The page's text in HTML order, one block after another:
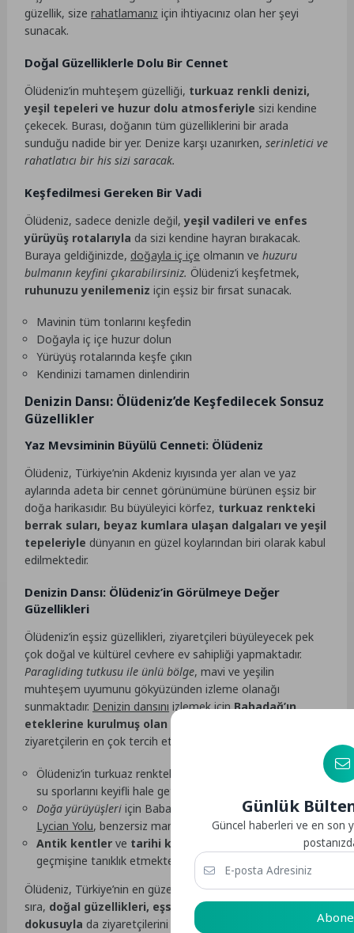
güzellik, sizerahatlamanız için ihtiyacınız olan her şeyi
sunacak.
Doğal Güzelliklerle Dolu Bir Cennet
Ölüdeniz’in muhteşem güzelliği, turkuaz renkli denizi,
yeşil tepeleri ve huzur dolu atmosferiyle sizi kendine
çekecek. Burası, doğanın tüm güzelliklerini bir arada
sunduğu nadide bir yer. Denize karşı uzanırken,serinletici ve
rahatlatıcı bir his sizi saracak.
Keşfedilmesi Gereken Bir Vadi
Ölüdeniz, sadece denizle değil,yeşil vadileri ve enfes
yürüyüş rotalarıyla da sizi kendine hayran bırakacak.
Buraya geldiğinizde, doğayla iç içe olmanın vehuzuru
bulmanın keyfini çıkarabilirsiniz. Ölüdeniz’i keşfetmek,
ruhunuzu yenilemeniz için eşsiz bir fırsat sunacak.
Mavinin tüm tonlarını keşfedin
Doğayla iç içe huzur dolun
Yürüyüş rotalarında keşfe çıkın
Kendinizi tamamen dinlendirin
Denizin Dansı: Ölüdeniz’de Keşfedilecek Sonsuz
Güzellikler
Yaz Mevsiminin Büyülü Cenneti: Ölüdeniz
Ölüdeniz, Türkiye’nin Akdeniz kıyısında yer alan ve yaz
aylarında adeta bir cennet görünümüne bürünen eşsiz bir
doğa harikasıdır. Bu büyüleyici körfez, turkuaz renkteki
berrak suları, beyaz kumlara ulaşan dalgaları ve yeşil
tepeleriyle dünyanın en güzel koylarından biri olarak kabul
edilmektedir.
Denizin Dansı: Ölüdeniz’in Görülmeye Değer
Güzellikleri
Ölüdeniz’in eşsiz güzellikleri, ziyaretçileri büyüleyecek pek
çok doğal ve kültürel cevhere ev sahipliği yapmaktadır.
Paragliding tutkusu ile ünlü bölge, mavi ve yeşilin
muhteşem uyumunu gökyüzünden izleme olanağı
sunmaktadır. Denizin dansını izlemek içinBabadağ’ın
eteklerine kurulmuş olan Ölüdeniz Plajı
ziyaretçilerin en çok tercih ettiği noktalardan biridir.
Ölüdeniz’in turkuaz renkteki
su sporlarını keyifli hale getirmektedir.
Doğa yürüyüşleri için Babadağ eteklerinde yer alan
Lycian Yolu, benzersiz manzaralar sunmaktadır.
Antik kentler ve tarihi kalıntılar
geçmişine tanıklık etmektedir.
Ölüdeniz, Türkiye’nin en güzel koylarından biri olmanın yanı
sıra, doğal güzellikleri, eşsiz aktiviteleri ve tarihi
dokusuyla da ziyaretçilerini kendine hayran bırakmaktadır.
Günlük
Güncel haberleri ve en son